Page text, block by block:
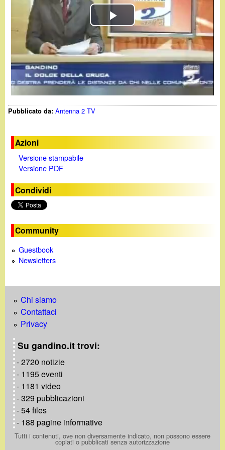
n
o
c
aP
l
y
i
e
Pubblicato da:Antenna 2 TV
Azioni
Versione stampabile
Versione PDF
Condividi
Community
Guestbook
Newsletters
Chi siamo
Contattaci
Privacy
Su gandino.it trovi:
- 2720 notizie
- 1195 eventi
- 1181 video
- 329 pubblicazioni
- 54 files
- 188 pagine informative
Tutti i contenuti, ove non diversamente indicato, non possono essere
copiati o pubblicati senza autorizzazione